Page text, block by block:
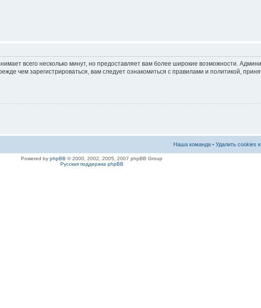
всего несколько минут, но предоставляет вам более широкие возможности.
чем зарегистрироваться, вам следует ознакомиться с правилами и политикой,
Наша команда • Удалить cookies
Powered by phpBB © 2000, 2002, 2005, 2007 phpBB Group
Русская поддержка phpBB